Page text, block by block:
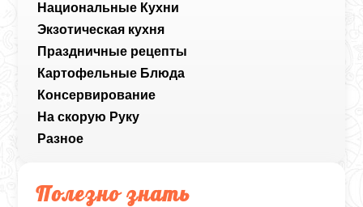
Национальные Кухни
Экзотическая кухня
Праздничные рецепты
Картофельные Блюда
Консервирование
На скорую Руку
Разное
Полезно знать